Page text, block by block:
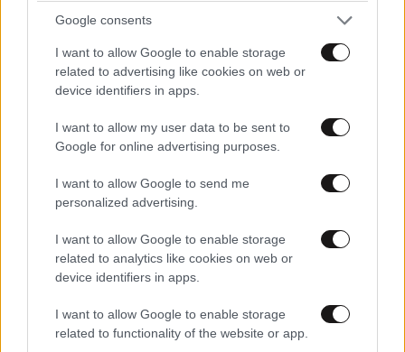
Google consents
I want to allow Google to enable storage
related to advertising like cookies on web or
device identifiers in apps.
I want to allow my user data to be sent to
Google for online advertising purposes.
I want to allow Google to send me
personalized advertising.
I want to allow Google to enable storage
related to analytics like cookies on web or
device identifiers in apps.
I want to allow Google to enable storage
related to functionality of the website or app.
ΕΛΛΑΔΑ07·08·2026 08:50
Ζευγάρι από τις ΗΠΑ που «υιοθέτησε» τον
Ελίζαμπεθ Ρος: «Είμαστε συντετριμμένοι – Δεν
έδειξε ποτέ ότι ήταν ικανός για κάτι τέτοιο»